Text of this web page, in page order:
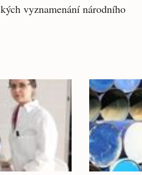
vyznamenání národního